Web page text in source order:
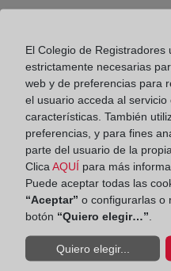
La creación de
1,9 % tras once
Las aperturas de
reducido un 6,1 % en el
El Colegio de
estrictamente necesarias
web y de preferencias para
el usuario acceda al
características. También
preferencias, y para fines
parte del usuario de la
Clica AQUÍ para más
Puede aceptar todas las
“Aceptar” o configurarlas o
botón “Quiero elegir…”
Quiero elegir...